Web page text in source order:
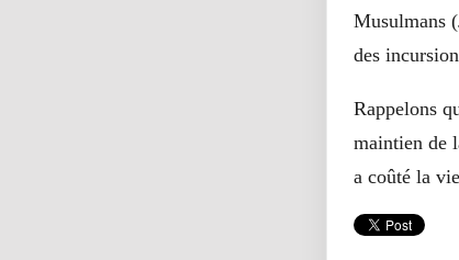
Musulmans
des
Rappelons
maintien de
a coûté la